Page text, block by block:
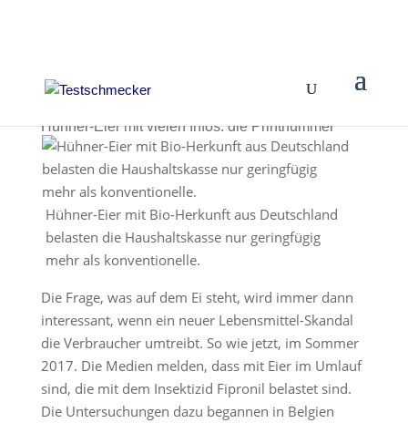
Hühner-Eier mit vielen Infos: die Printnummer
Hühner-Eier mit Bio-Herkunft aus Deutschland
belasten die Haushaltskasse nur geringfügig
mehr als konventionelle.
Die Frage, was auf dem Ei steht, wird immer dann
interessant, wenn ein neuer Lebensmittel-Skandal
die Verbraucher umtreibt. So wie jetzt, im Sommer
2017. Die Medien melden, dass mit Eier im Umlauf
sind, die mit dem Insektizid Fipronil belastet sind.
Die Untersuchungen dazu begannen in Belgien